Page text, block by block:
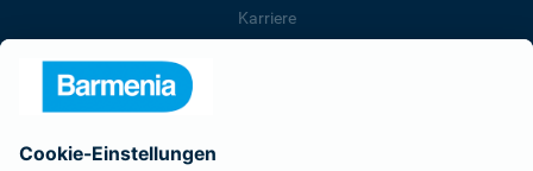
Karriere
Barmenia ist Teil der BarmeniaGothaer